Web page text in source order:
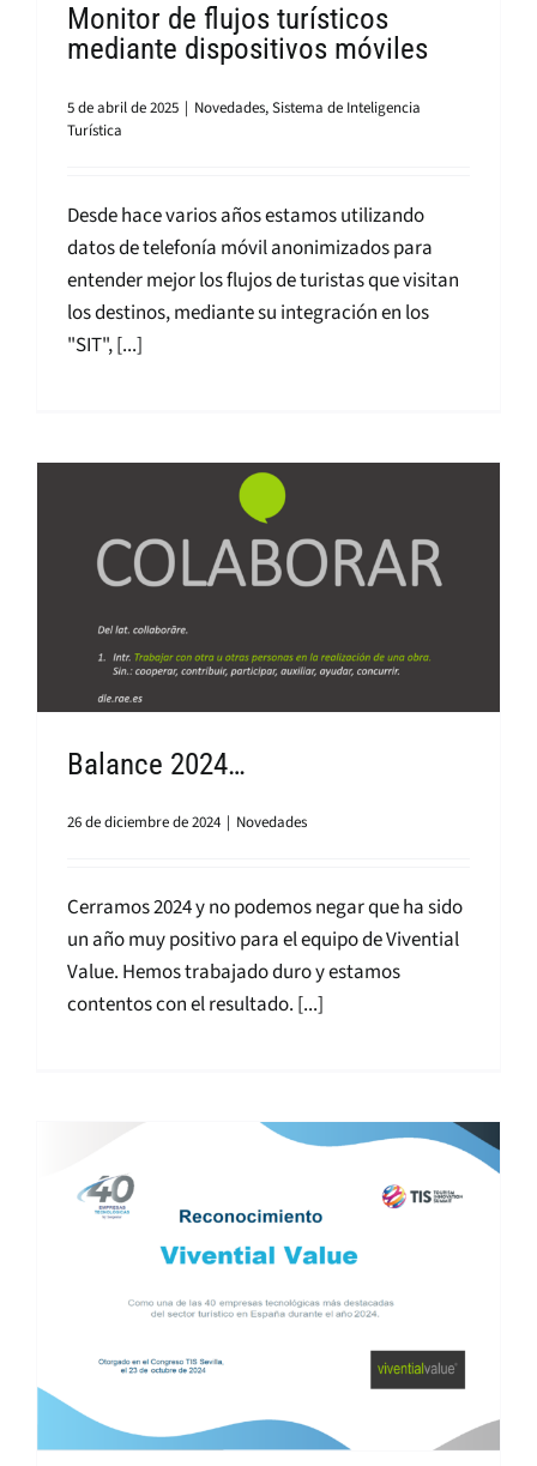
Monitor de flujos turísticos
mediante dispositivos móviles
5 de abril de 2025 | Novedades,Sistema de Inteligencia
Turística
Desde hace varios años estamos utilizando
datos de telefonía móvil anonimizados para
entender mejor los flujos de turistas que visitan
los destinos, mediante su integración en los
"SIT", [...]
Balance 2024…
26 de diciembre de 2024 | Novedades
Cerramos 2024 y no podemos negar que ha sido
un año muy positivo para el equipo de Vivential
Value. Hemos trabajado duro y estamos
contentos con el resultado. [...]